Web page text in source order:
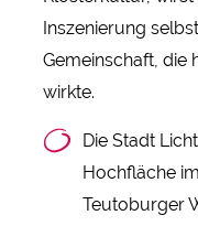
Inszenierung
Gemeinschaft, die
wirkte.
Die Stadt
Hochfläche
Teutoburger